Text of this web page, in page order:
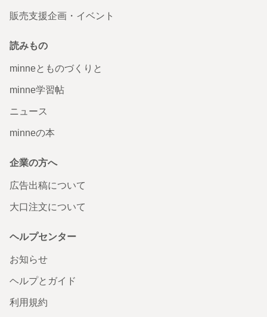
販売支援企画・イベント
読みもの
minneとものづくりと
minne学習帖
ニュース
minneの本
企業の方へ
広告出稿について
大口注文について
ヘルプセンター
お知らせ
ヘルプとガイド
利用規約